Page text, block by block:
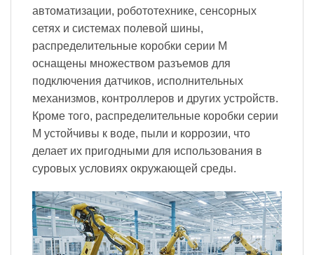
автоматизации, робототехнике, сенсорных
сетях и системах полевой шины,
распределительные коробки серии M
оснащены множеством разъемов для
подключения датчиков, исполнительных
механизмов, контроллеров и других устройств.
Кроме того, распределительные коробки серии
M устойчивы к воде, пыли и коррозии, что
делает их пригодными для использования в
суровых условиях окружающей среды.